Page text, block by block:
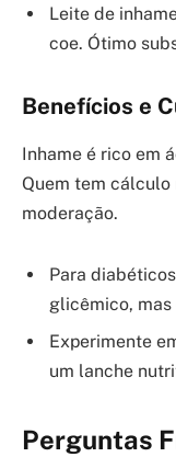
Leite de
coe. Ótimo
Benefícios e
Inhame é rico em
Quem tem cálculo
moderação.
Para
glicêmico,
Experimente
um lanche
Perguntas